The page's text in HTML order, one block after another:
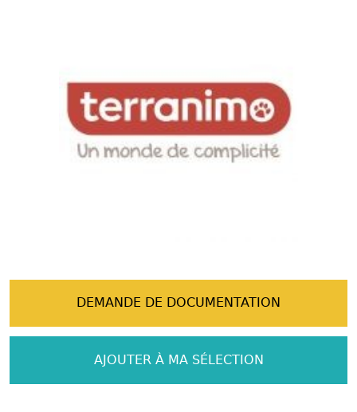
DEMANDE DE DOCUMENTATION
AJOUTER À MA SÉLECTION